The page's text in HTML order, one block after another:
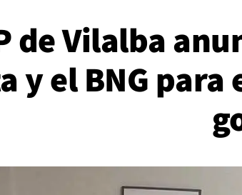
de Vilalba
y el BNG